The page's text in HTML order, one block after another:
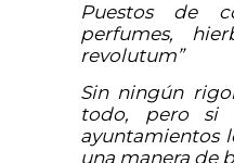
Puestos de
perfumes,
revolutum”
Sin ningún
todo, pero si
ayuntamientos
una manera de